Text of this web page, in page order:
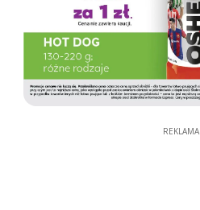
REKLAMA